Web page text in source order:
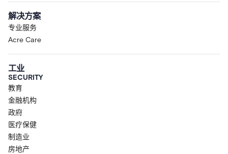
解决方案
专业服务
Acre Care
工业
SECURITY
教育
金融机构
政府
医疗保健
制造业
房地产